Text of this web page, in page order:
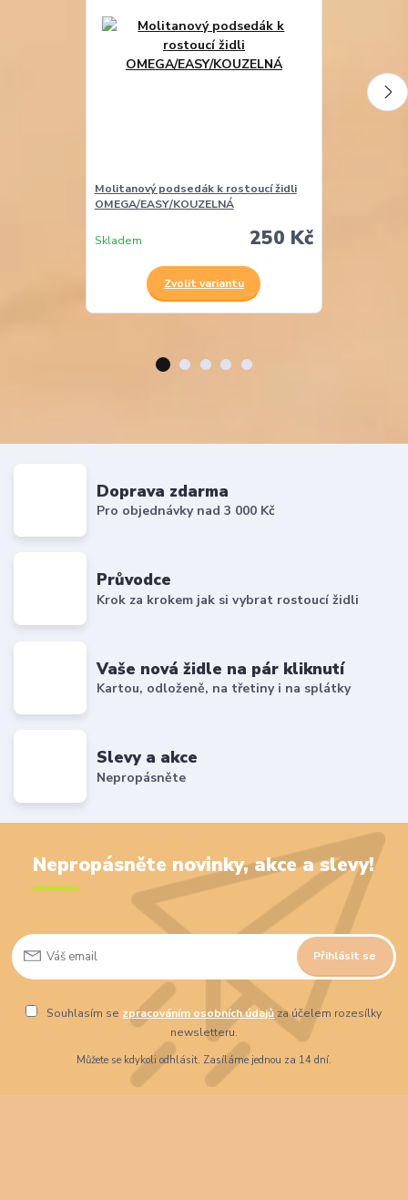
Molitanový podsedák k rostoucí židli
OMEGA/EASY/KOUZELNÁ
250 Kč
Skladem
Zvolit variantu
Doprava zdarma
Pro objednávky nad 3 000 Kč
Průvodce
Krok za krokem jak si vybrat rostoucí židli
Vaše nová židle na pár kliknutí
Kartou, odloženě, na třetiny i na splátky
Slevy a akce
Nepropásněte
Nepropásněte novinky, akce a slevy!
Přihlásit se
Souhlasím se zpracováním osobních údajů za účelem rozesílky
newsletteru.
Můžete se kdykoli odhlásit. Zasíláme jednou za 14 dní.